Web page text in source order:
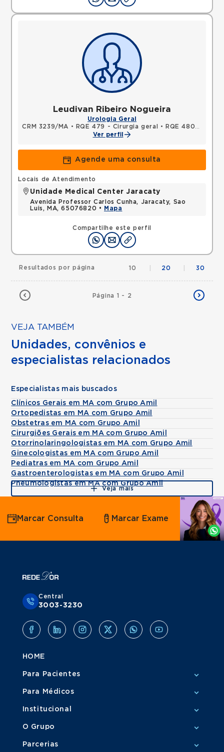
Leudivan Ribeiro Nogueira
Urologia Geral
CRM 3239/MA • RQE 479 - Cirurgia geral •
RQE 480 - Urologia
Ver perfil
Agende uma consulta
Compartilhe este perfil
Locais de Atendimento
Unidade Medical Center Jaracaty
Avenida Professor Carlos Cunha, Jaracaty, Sao
Luis, MA, 65076820 •
Mapa
Página 1 - 2
Resultados por página 10 20 30
VEJA TAMBÉM
Unidades, convênios e
especialistas relacionados
Especialistas mais buscados
Clínicos Gerais em MA com Grupo Amil
Ortopedistas em MA com Grupo Amil
Obstetras em MA com Grupo Amil
Cirurgiões Gerais em MA com Grupo Amil
Otorrinolaringologistas em MA com Grupo Amil
Ginecologistas em MA com Grupo Amil
Pediatras em MA com Grupo Amil
Gastroenterologistas em MA com Grupo Amil
Pneumologistas em MA com Grupo Amil
Veja mais
Agende
por
Whatsapp
Marcar Consulta Marcar Exame
Central
3003-3230
HOME
Para Pacientes
Para Médicos
Institucional
O Grupo
Parcerias